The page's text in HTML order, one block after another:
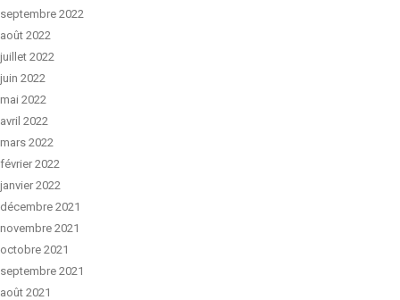
septembre 2022
août 2022
juillet 2022
juin 2022
mai 2022
avril 2022
mars 2022
février 2022
janvier 2022
décembre 2021
novembre 2021
octobre 2021
septembre 2021
août 2021